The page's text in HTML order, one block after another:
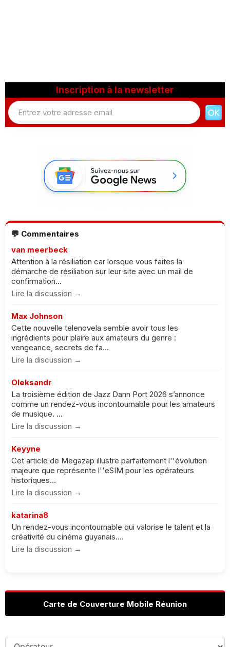
Inscription à la newsletter
💬 Commentaires
van meerbeck
Attention à la résiliation car lorsque vous faites la
démarche de résiliation sur leur site avec un mail de
confirmation...
Lire la discussion →
Max Johnson
Cette nouvelle telenovela semble avoir tous les
ingrédients pour plaire aux amateurs du genre :
vengeance, secrets de fa...
Lire la discussion →
Oleksandr
La troisième édition de Jazz Dann Port 2026 s’annonce
comme un rendez-vous incontournable pour les amateurs
de musique. ...
Lire la discussion →
Keyyne
Cet article de Megazap illustre parfaitement l''évolution
majeure que représente l''eSIM pour les opérateurs
historiques...
Lire la discussion →
katarina8
Un rendez-vous incontournable qui valorise le talent et la
créativité du cinéma guyanais....
Lire la discussion →
Carte de Couverture Mobile Réunion